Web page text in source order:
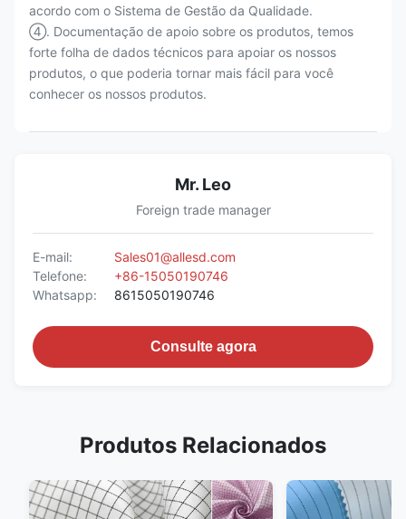
acordo com o Sistema de Gestão da Qualidade.
④. Documentação de apoio sobre os produtos, temos
forte folha de dados técnicos para apoiar os nossos
produtos, o que poderia tornar mais fácil para você
conhecer os nossos produtos.
Mr. Leo
Foreign trade manager
E-mail:
Sales01@allesd.com
Telefone:
+86-15050190746
Whatsapp:
8615050190746
Consulte agora
Produtos Relacionados